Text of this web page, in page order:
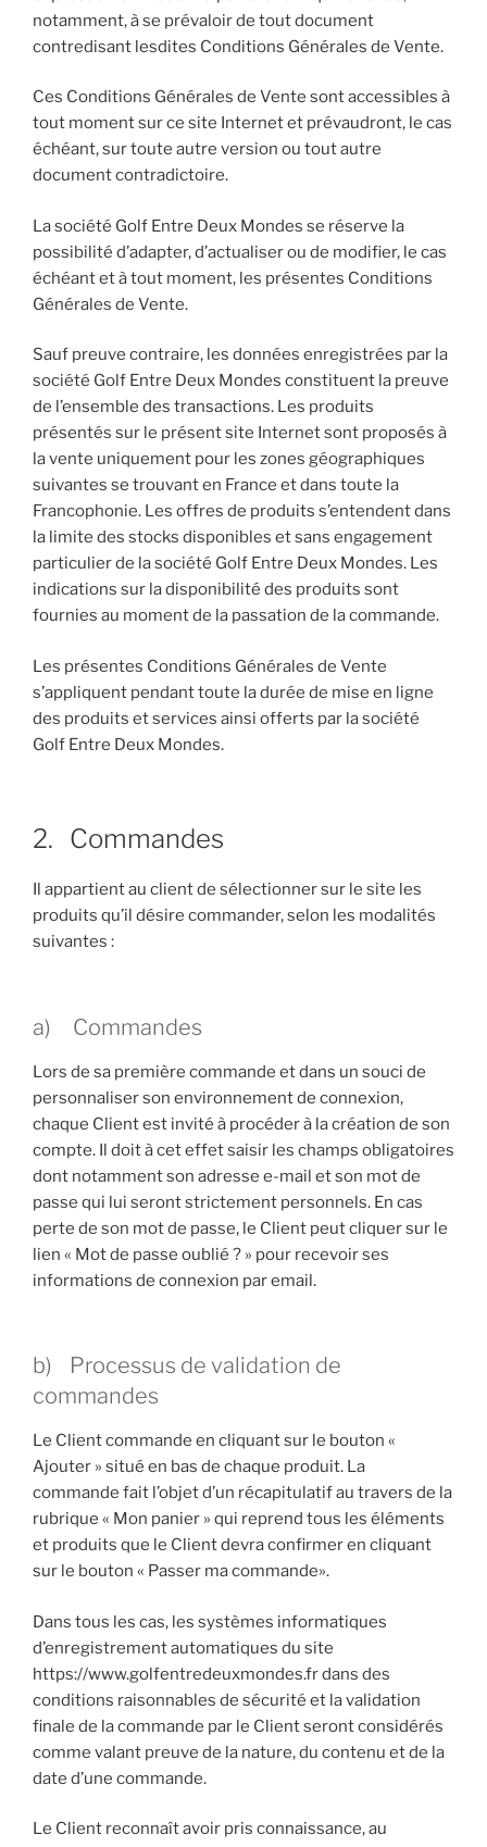
notamment, à se prévaloir de tout document
contredisant lesdites Conditions Générales de Vente.
Ces Conditions Générales de Vente sont accessibles à
tout moment sur ce site Internet et prévaudront, le cas
échéant, sur toute autre version ou tout autre
document contradictoire.
La société Golf Entre Deux Mondes se réserve la
possibilité d’adapter, d’actualiser ou de modifier, le cas
échéant et à tout moment, les présentes Conditions
Générales de Vente.
Sauf preuve contraire, les données enregistrées par la
société Golf Entre Deux Mondes constituent la preuve
de l’ensemble des transactions. Les produits
présentés sur le présent site Internet sont proposés à
la vente uniquement pour les zones géographiques
suivantes se trouvant en France et dans toute la
Francophonie. Les offres de produits s’entendent dans
la limite des stocks disponibles et sans engagement
particulier de la société Golf Entre Deux Mondes. Les
indications sur la disponibilité des produits sont
fournies au moment de la passation de la commande.
Les présentes Conditions Générales de Vente
s’appliquent pendant toute la durée de mise en ligne
des produits et services ainsi offerts par la société
Golf Entre Deux Mondes.
2. Commandes
Il appartient au client de sélectionner sur le site les
produits qu’il désire commander, selon les modalités
suivantes :
a) Commandes
Lors de sa première commande et dans un souci de
personnaliser son environnement de connexion,
chaque Client est invité à procéder à la création de son
compte. Il doit à cet effet saisir les champs obligatoires
dont notamment son adresse e-mail et son mot de
passe qui lui seront strictement personnels. En cas
perte de son mot de passe, le Client peut cliquer sur le
lien « Mot de passe oublié ? » pour recevoir ses
informations de connexion par email.
b) Processus de validation de
commandes
Le Client commande en cliquant sur le bouton «
Ajouter » situé en bas de chaque produit. La
commande fait l’objet d’un récapitulatif au travers de la
rubrique « Mon panier » qui reprend tous les éléments
et produits que le Client devra confirmer en cliquant
sur le bouton « Passer ma commande».
Dans tous les cas, les systèmes informatiques
d’enregistrement automatiques du site
https://www.golfentredeuxmondes.fr dans des
conditions raisonnables de sécurité et la validation
finale de la commande par le Client seront considérés
comme valant preuve de la nature, du contenu et de la
date d’une commande.
Le Client reconnaît avoir pris connaissance, au